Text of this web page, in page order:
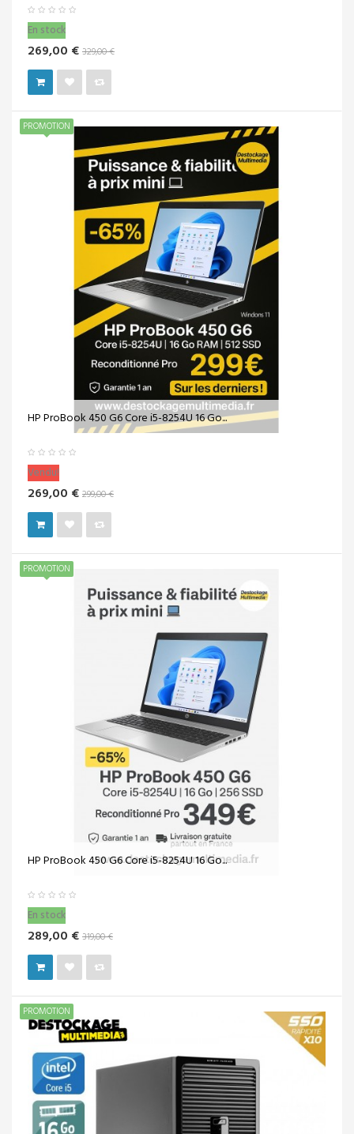
En stock
269,00 € 329,00 €
PROMOTION
HP ProBook 450 G6 Core i5-8254U 16 Go...
Vendu!
269,00 € 299,00 €
PROMOTION
HP ProBook 450 G6 Core i5-8254U 16 Go...
En stock
289,00 € 319,00 €
PROMOTION